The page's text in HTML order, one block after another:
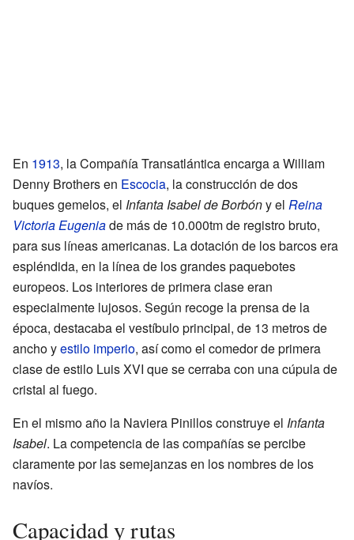
En 1913, la Compañía Transatlántica encarga a William
Denny Brothers en Escocia, la construcción de dos
buques gemelos, el Infanta Isabel de Borbóny el Reina
Victoria Eugeniade más de 10.000tm de registro bruto,
para sus líneas americanas. La dotación de los barcos era
espléndida, en la línea de los grandes paquebotes
europeos. Los interiores de primera clase eran
especialmente lujosos. Según recoge la prensa de la
época, destacaba el vestíbulo principal, de 13 metros de
ancho yestilo imperio, así como el comedor de primera
clase de estilo Luis XVI que se cerraba con una cúpula de
cristal al fuego.
En el mismo año la Naviera Pinillos construye el Infanta
Isabel. La competencia de las compañías se percibe
claramente por las semejanzas en los nombres de los
navíos.
Capacidad y rutas